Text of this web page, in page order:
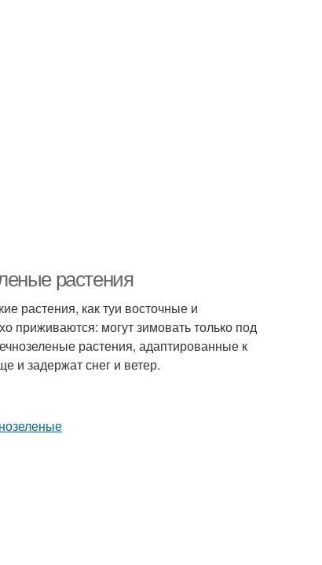
растения
растения, как туи восточные и
приживаются: могут зимовать только под
растения, адаптированные к
и задержат снег и ветер.